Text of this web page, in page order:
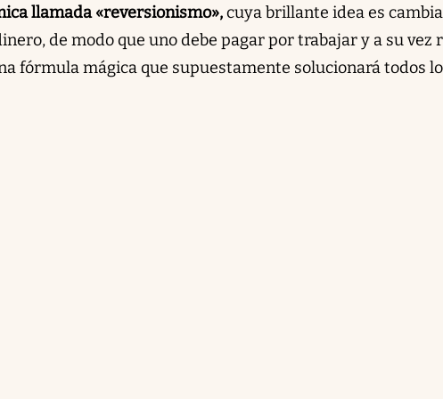
llamada «reversionismo»,cuya brillante idea es
de modo que uno debe pagar por trabajar y a su vez
fórmula mágica que supuestamente solucionará todos